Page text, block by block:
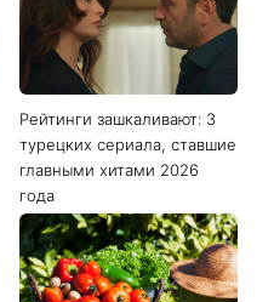
Рейтинги зашкаливают: 3
турецких сериала, ставшие
главными хитами 2026
года